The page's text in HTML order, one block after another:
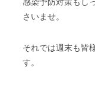
感染予防対策もし
さいませ。
それでは週末も皆
す。